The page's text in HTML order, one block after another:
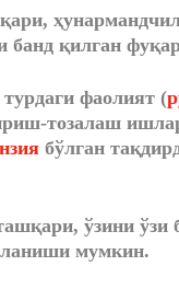
банд қилган
фаолият (
тозалаш
бўлган
ўзини ўзи
мумкин.